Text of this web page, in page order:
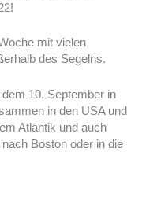
mit vielen
des Segelns.
10. September in
in den USA und
Atlantik und auch
Boston oder in die